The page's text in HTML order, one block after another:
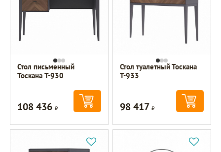
Стол письменный
Тоскана T-930
108 436Р
Стол туалетный Тоскана
Т-933
98 417Р